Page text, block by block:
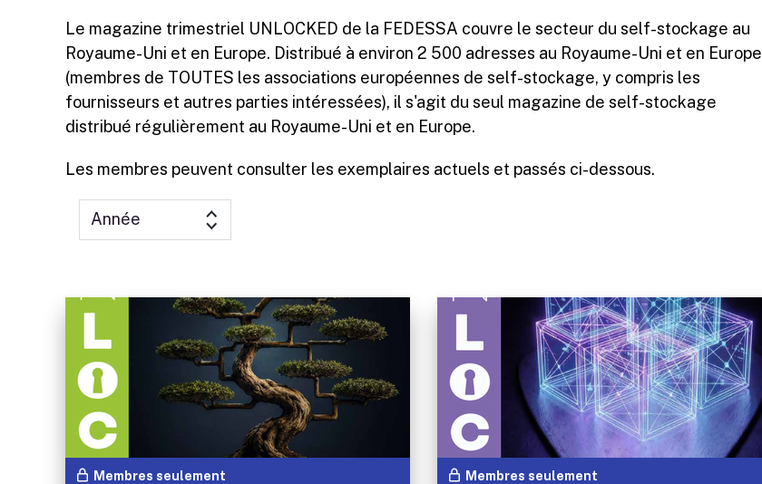
Le magazine trimestriel UNLOCKED de la FEDESSA couvre le secteur du self-stockage au
Royaume-Uni et en Europe. Distribué à environ 2 500 adresses au Royaume-Uni et en Europe
(membres de TOUTES les associations européennes de self-stockage, y compris les
fournisseurs et autres parties intéressées), il s'agit du seul magazine de self-stockage
distribué régulièrement au Royaume-Uni et en Europe.
Les membres peuvent consulter les exemplaires actuels et passés ci-dessous.
Année
Membres seulement Membres seulement